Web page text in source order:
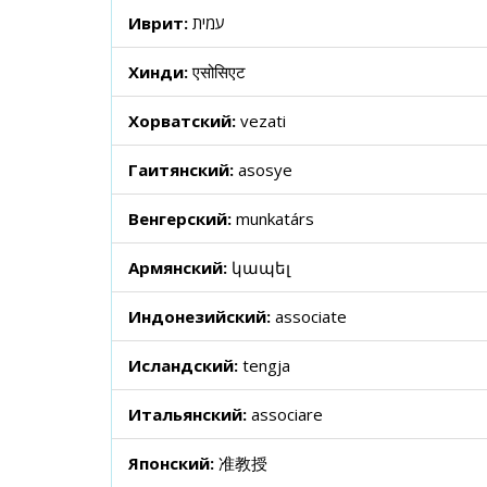
Иврит: עמית
Хинди:एसोसिएट
Хорватский: vezati
Гаитянский: asosye
Венгерский: munkatárs
Армянский: կապել
Индонезийский: associate
Исландский: tengja
Итальянский: associare
Японский: 准教授